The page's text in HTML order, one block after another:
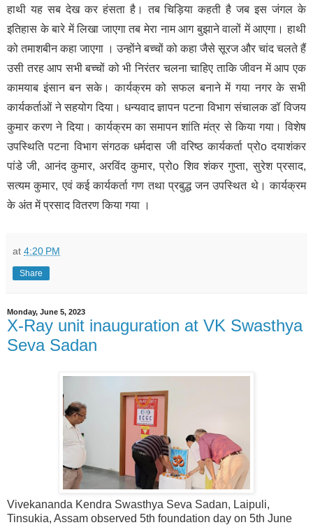
हाथी यह सब देख कर हंसता है। तब चिड़िया कहती है जब इस जंगल के
इतिहास के बारे में लिखा जाएगा तब मेरा नाम आग बुझाने वालों में आएगा। हाथी
को तमाशबीन कहा जाएगा । उन्होंने बच्चों को कहा जैसे सूरज और चांद चलते हैं
उसी तरह आप सभी बच्चों को भी निरंतर चलना चाहिए ताकि जीवन में आप एक
कामयाब इंसान बन सके। कार्यक्रम को सफल बनाने में गया नगर के सभी
कार्यकर्ताओं ने सहयोग दिया। धन्यवाद ज्ञापन पटना विभाग संचालक डॉ विजय
कुमार करण ने दिया। कार्यक्रम का समापन शांति मंत्र से किया गया। विशेष
उपस्थिति पटना विभाग संगठक धर्मदास जी वरिष्ठ कार्यकर्ता प्रोo दयाशंकर
पांडे जी, आनंद कुमार, अरविंद कुमार, प्रोo शिव शंकर गुप्ता, सुरेश प्रसाद,
सत्यम कुमार, एवं कई कार्यकर्ता गण तथा प्रबुद्ध जन उपस्थित थे। कार्यक्रम
के अंत में प्रसाद वितरण किया गया ।
at 4:20 PM
Share
Monday, June 5, 2023
X-Ray unit inauguration at VK Swasthya
Seva Sadan
Vivekananda Kendra Swasthya Seva Sadan, Laipuli,
Tinsukia, Assam observed 5th foundation day on 5th June